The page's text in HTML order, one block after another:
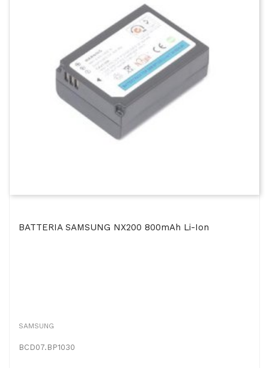
BATTERIA SAMSUNG NX200 800mAh Li-Ion
SAMSUNG
BCD07.BP1030